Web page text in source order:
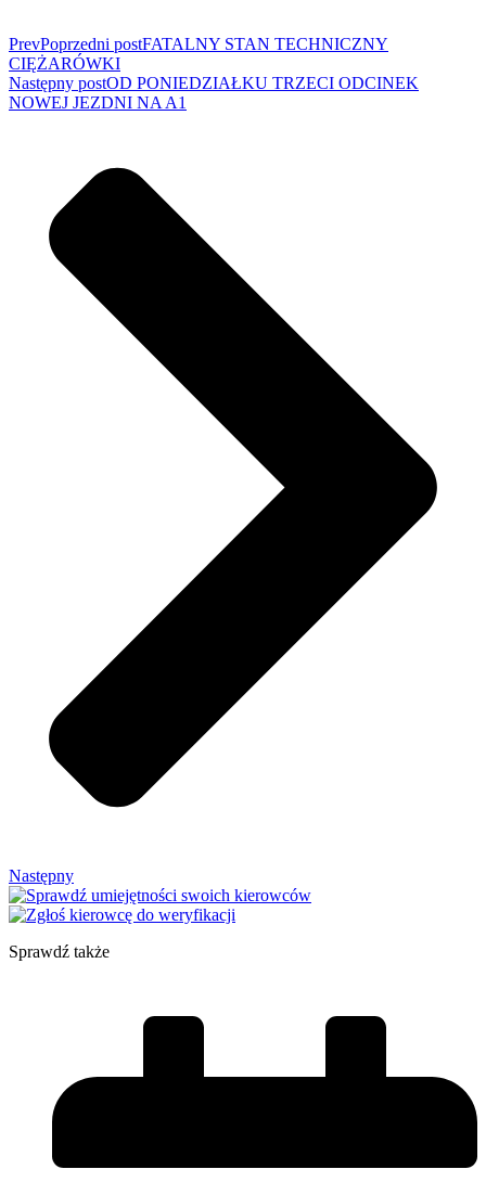
PrevPoprzedni postFATALNY STAN TECHNICZNY
CIĘŻARÓWKI
Następny postOD PONIEDZIAŁKU TRZECI ODCINEK
NOWEJ JEZDNI NA A1
Następny
Sprawdź także